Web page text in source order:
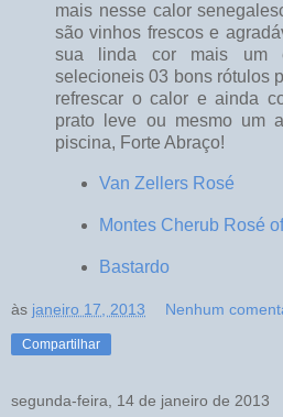
mais nesse calor
são vinhos frescos e
sua linda cor mais um
selecioneis 03 bons rótulos
refrescar o calor e ainda
prato leve ou mesmo um
piscina, Forte Abraço!
Van Zellers Rosé
Montes Cherub Rosé
Bastardo
às janeiro 17, 2013 Nenhum
Compartilhar
segunda-feira, 14 de janeiro de 2013